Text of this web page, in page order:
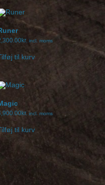
kr. incl. moms
til kurv
kr. incl. moms
til kurv